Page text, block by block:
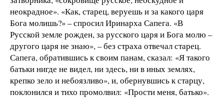
неокрадное». «Как, старец, веруешь и за какого царя
Бога молишь?» – спросил Иринарха Сапега. «В
Русской земле рожден, за русского царя и Бога молю –
другого царя не знаю», – без страха отвечал старец.
Сапега, обратившись к своим панам, сказал: «Я такого
батьки нигде не видел, ни здесь, ни в иных землях,
крепко зело и небоязливо», и, обернувшись к старцу,
поклонился и тихо промолвил: «Прости меня, батько».